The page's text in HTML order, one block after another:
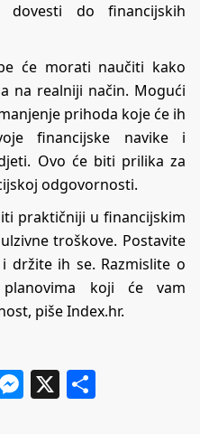
do financijskih
će morati naučiti kako
na realniji način. Mogući
prihoda koje će ih
financijske navike i
Ovo će biti prilika za
odgovornosti.
praktičniji u financijskim
troškove. Postavite
držite ih se. Razmislite o
planovima koji će vam
piše Index.hr.
Messenger
X